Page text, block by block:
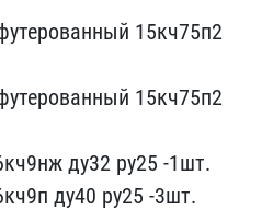
15к​ч75п2
15кч75п2
ду32 ру25 -1шт.
ду4​0 ру25 -3шт.